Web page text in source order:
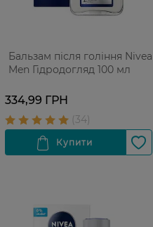
Бальзам після гоління Nivea
Men Гідродогляд 100 мл
334,99 ГРН